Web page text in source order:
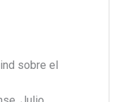
sobre el